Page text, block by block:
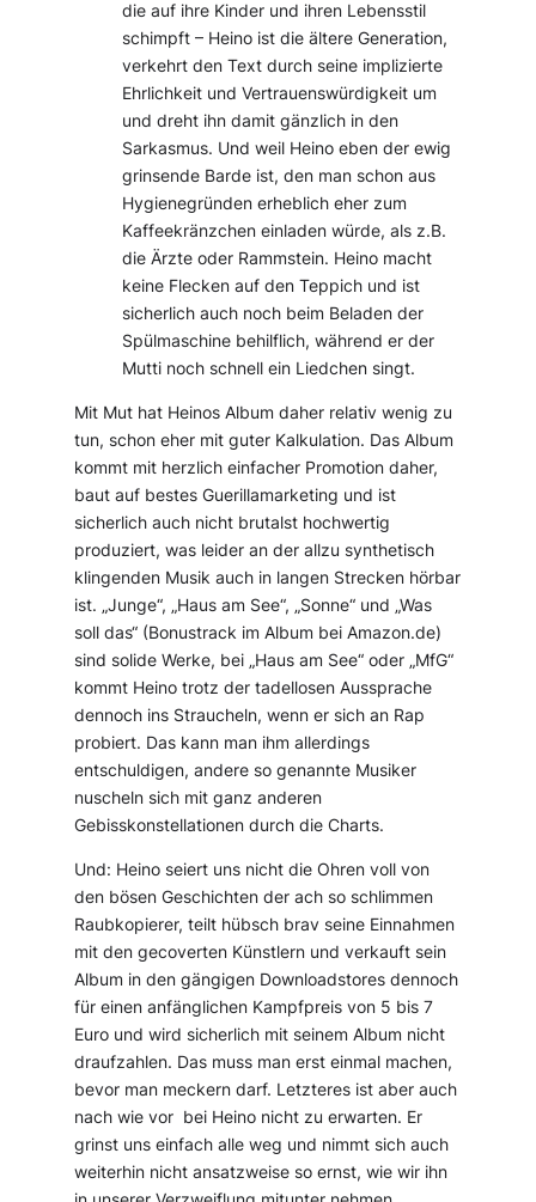
die auf ihre Kinder und ihren Lebensstil
schimpft – Heino ist die ältere Generation,
verkehrt den Text durch seine implizierte
Ehrlichkeit und Vertrauenswürdigkeit um
und dreht ihn damit gänzlich in den
Sarkasmus. Und weil Heino eben der ewig
grinsende Barde ist, den man schon aus
Hygienegründen erheblich eher zum
Kaffeekränzchen einladen würde, als z.B.
die Ärzte oder Rammstein. Heino macht
keine Flecken auf den Teppich und ist
sicherlich auch noch beim Beladen der
Spülmaschine behilflich, während er der
Mutti noch schnell ein Liedchen singt.
Mit Mut hat Heinos Album daher relativ wenig zu
tun, schon eher mit guter Kalkulation. Das Album
kommt mit herzlich einfacher Promotion daher,
baut auf bestes Guerillamarketing und ist
sicherlich auch nicht brutalst hochwertig
produziert, was leider an der allzu synthetisch
klingenden Musik auch in langen Strecken hörbar
ist. „Junge“, „Haus am See“, „Sonne“ und „Was
soll das“ (Bonustrack im Album bei Amazon.de)
sind solide Werke, bei „Haus am See“ oder „MfG“
kommt Heino trotz der tadellosen Aussprache
dennoch ins Straucheln, wenn er sich an Rap
probiert. Das kann man ihm allerdings
entschuldigen, andere so genannte Musiker
nuscheln sich mit ganz anderen
Gebisskonstellationen durch die Charts.
Und: Heino seiert uns nicht die Ohren voll von
den bösen Geschichten der ach so schlimmen
Raubkopierer, teilt hübsch brav seine Einnahmen
mit den gecoverten Künstlern und verkauft sein
Album in den gängigen Downloadstores dennoch
für einen anfänglichen Kampfpreis von 5 bis 7
Euro und wird sicherlich mit seinem Album nicht
draufzahlen. Das muss man erst einmal machen,
bevor man meckern darf. Letzteres ist aber auch
nach wie vor bei Heino nicht zu erwarten. Er
grinst uns einfach alle weg und nimmt sich auch
weiterhin nicht ansatzweise so ernst, wie wir ihn